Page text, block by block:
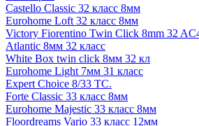
Castello Classic 32 класс 8мм
Eurohome Loft 32 класс 8мм
Victory Fiorentino Twin Click 8mm 32
Atlantic 8мм 32 класс
White Box twin click 8мм 32 кл
Eurohome Light 7мм 31 класс
Expert Choice 8/33 TC.
Forte Classic 33 класс 8мм
Eurohome Majestic 33 класс 8мм
Floordreams Vario 33 класс 12мм